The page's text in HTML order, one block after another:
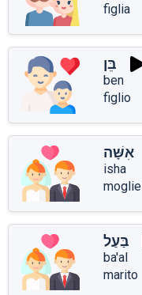
figlia
בֵּן
ben
figlio
אִשָּׁה
isha
moglie
בַּעַל
ba'al
marito